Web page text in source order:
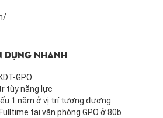
dụng nhanh
GPO
tùy năng lực
1 năm ở vị trí tương đương
tại văn phòng GPO ở 80b